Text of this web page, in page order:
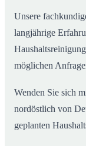
Unsere
langjährige
möglichen
Wenden Sie sich
nordöstlich von
geplanten